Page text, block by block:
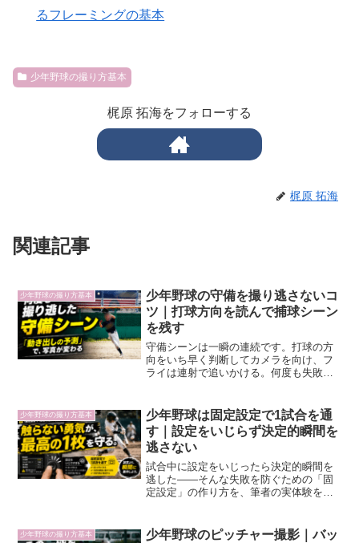
るフレーミングの基本
少年野球の撮り方基本
梶原 拓海をフォローする
梶原 拓海
関連記事
少年野球の撮り方基本
少年野球の守備を撮り逃さないコ
ツ｜打球方向を読んで捕球シーン
を残す
守備シーンは一瞬の連続です。打球の方
向をいち早く判断してカメラを向け、フ
ライは連射で追いかける。何度も失敗を
少年野球の撮り方基本
少年野球は固定設定で1試合を通
す｜設定をいじらず決定的瞬間を
逃さない
試合中に設定をいじったら決定的瞬間を
逃した——そんな失敗を防ぐための「固
定設定」の作り方を、筆者の実体験をも
見つける方法がわかります。
少年野球の撮り方基本
少年野球のピッチャー撮影｜バッ